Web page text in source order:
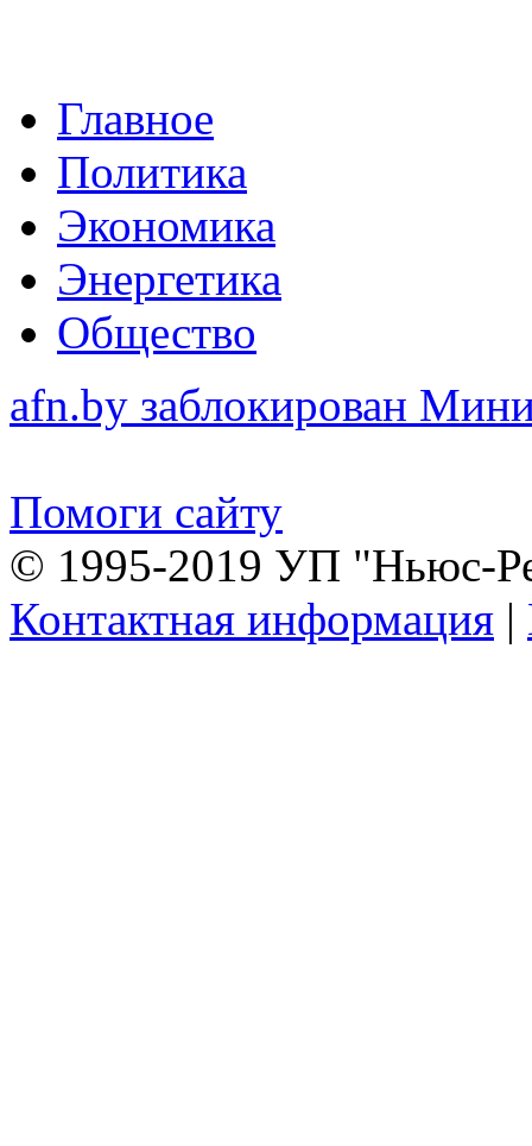
Главное
Политика
Экономика
Энергетика
Общество
afn.by заблокирован
Помоги сайту
© 1995-2019 УП "Ньюс-
Контактная информация |